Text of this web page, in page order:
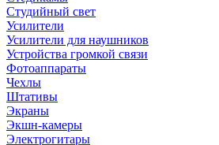
Студийный свет
Усилители
Усилители для наушников
Устройства громкой связи
Фотоаппараты
Чехлы
Штативы
Экраны
Экшн-камеры
Электрогитары